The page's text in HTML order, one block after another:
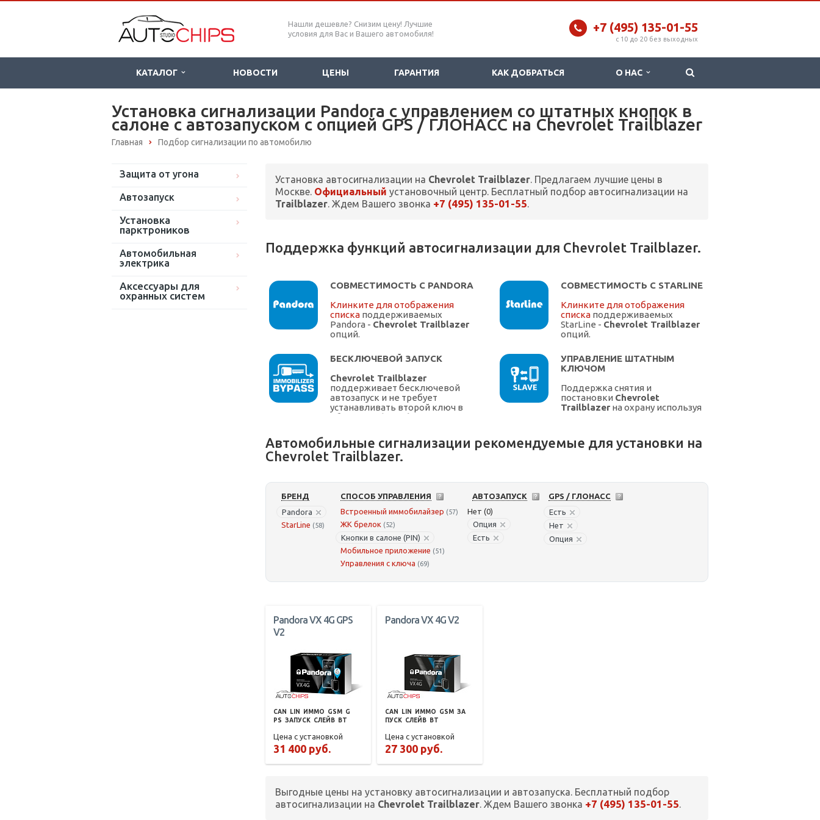
Нашли дешевле? Снизим цену! Лучшие
условия для Вас и Вашего автомобиля!
+7 (495) 135-01-55
c 10 до 20 без выходных
КАТАЛОГ НОВОСТИ ЦЕНЫ ГАРАНТИЯ КАК ДОБРАТЬСЯ О НАС
Установка сигнализации Pandora с управлением со штатных кнопок в
салоне с автозапуском с опцией GPS / ГЛОНАСС на Chevrolet Trailblazer
Главная Подбор сигнализации по автомобилю
Защита от угона
Автозапуск
Установка
парктроников
Автомобильная
электрика
Аксессуары для
охранных систем
Установка автосигнализации на Chevrolet Trailblazer. Предлагаем лучшие цены в
Москве. Официальный установочный центр. Бесплатный подбор автосигнализации на
Trailblazer. Ждем Вашего звонка +7 (495) 135-01-55.
Поддержка функций автосигнализации для Chevrolet Trailblazer.
СОВМЕСТИМОСТЬ С PANDORA
Клинките для отображения
списка поддерживаемых
Pandora - Chevrolet Trailblazer
опций.
СОВМЕСТИМОСТЬ С STARLINE
Клинките для отображения
списка поддерживаемых
StarLine - Chevrolet Trailblazer
опций.
БЕСКЛЮЧЕВОЙ ЗАПУСК
Chevrolet Trailblazer
поддерживает бесключевой
автозапуск и не требует
устанавливать второй ключ в
обходчик
Chevrolet
УПРАВЛЕНИЕ ШТАТНЫМ
КЛЮЧОМ
Поддержка снятия и
постановки Chevrolet
Trailblazer на охрану используя
Автомобильные сигнализации рекомендуемые для установки на
Chevrolet Trailblazer.
БРЕНД
Pandora
StarLine (58)
СПОСОБ УПРАВЛЕНИЯ
Встроенный иммобилайзер (57)
ЖК брелок (52)
Кнопки в салоне (PIN)
Мобильное приложение (51)
Управления с ключа (69)
АВТОЗАПУСК
Нет (0)
Опция
Есть
GPS / ГЛОНАСС
Есть
Нет
Опция
Pandora VX 4G GPS
V2
CAN LIN ИММО GSM G
PS ЗАПУСК СЛЕЙВ BT
Цена с установкой
31 400 руб.
Pandora VX 4G V2
CAN LIN ИММО GSM ЗА
ПУСК СЛЕЙВ BT
Цена с установкой
27 300 руб.
Выгодные цены на установку автосигнализации и автозапуска. Бесплатный подбор
автосигнализации на Chevrolet Trailblazer. Ждем Вашего звонка +7 (495) 135-01-55.